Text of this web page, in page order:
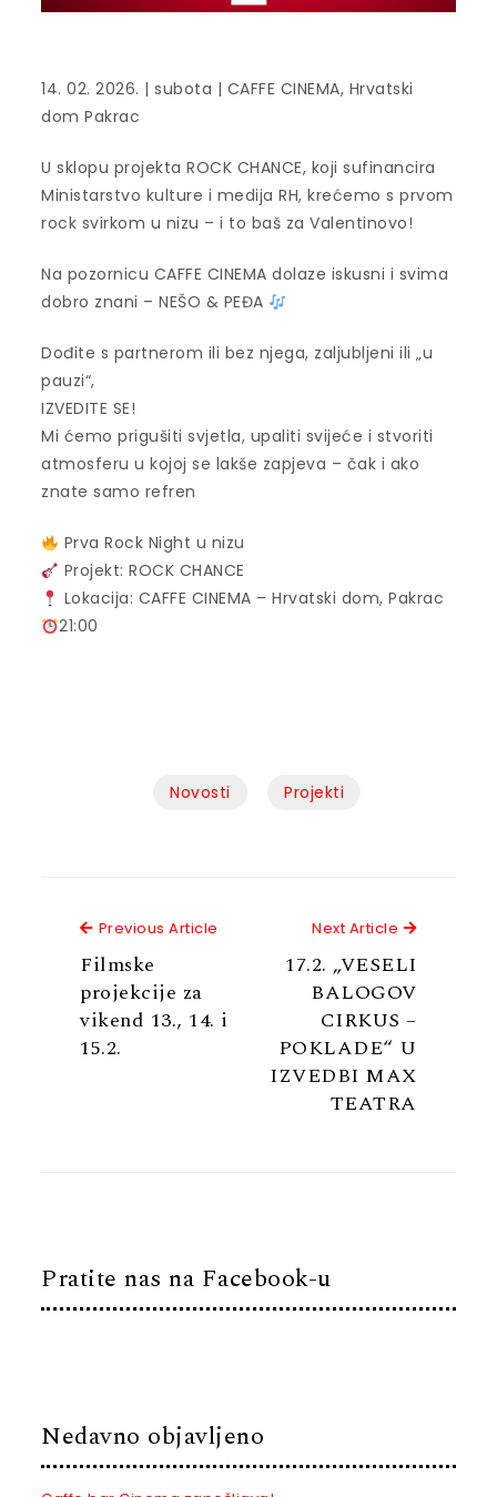
14. 02. 2026. | subota | CAFFE CINEMA, Hrvatski
dom Pakrac
U sklopu projekta ROCK CHANCE, koji sufinancira
Ministarstvo kulture i medija RH, krećemo s prvom
rock svirkom u nizu – i to baš za Valentinovo!
Na pozornicu CAFFE CINEMA dolaze iskusni i svima
dobro znani – NEŠO & PEĐA
Dođite s partnerom ili bez njega, zaljubljeni ili „u
pauzi“,
IZVEDITE SE!
Mi ćemo prigušiti svjetla, upaliti svijeće i stvoriti
atmosferu u kojoj se lakše zapjeva – čak i ako
znate samo refren
Prva Rock Night u nizu
Projekt: ROCK CHANCE
Lokacija: CAFFE CINEMA – Hrvatski dom, Pakrac
21:00
Novosti Projekti
Previous Article Previous Article
Filmske
projekcije za
vikend 13., 14. i
15.2.
Next Article Next
17.2. „VESELI
BALOGOV
CIRKUS –
POKLADE“ U
IZVEDBI MAX
TEATRA
Pratite nas na Facebook-u
Nedavno objavljeno